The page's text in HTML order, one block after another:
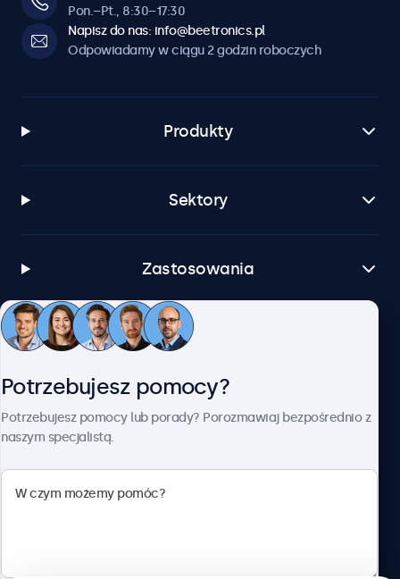
Pon.–Pt., 8:30–17:30
Napisz do nas: info@beetronics.pl
Odpowiadamy w ciągu 2 godzin roboczych
Produkty
Sektory
Zastosowania
Obsługa klienta
Potrzebujesz pomocy?
Potrzebujesz pomocy lub porady? Porozmawiaj bezpośrednio z
naszym specjalistą.